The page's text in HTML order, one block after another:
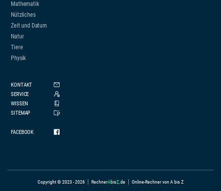
Mathematik
Nützliches
Zeit und Datum
Natur
Tiere
Physik
KONTAKT
SERVICE
WISSEN
SITEMAP
FACEBOOK
Copyright © 2023 - 2026 | RechnerAbisZ.de | Online-Rechner von A bis Z